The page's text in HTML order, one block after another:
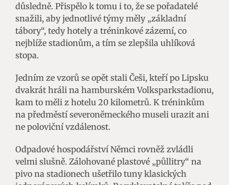
důsledně. Přispělo k tomu i to, že se pořadatelé
snažili, aby jednotlivé týmy měly „základní
tábory“, tedy hotely a tréninkové zázemí, co
nejblíže stadionům, a tím se zlepšila uhlíková
stopa.
Jedním ze vzorů se opět stali Češi, kteří po Lipsku
dvakrát hráli na hamburském Volksparkstadionu,
kam to měli z hotelu 20 kilometrů. K tréninkům
na předměstí severoněmeckého museli urazit ani
ne poloviční vzdálenost.
Odpadové hospodářství Němci rovněž zvládli
velmi slušně. Zálohované plastové „půllitry“ na
pivo na stadionech ušetřilo tuny klasických